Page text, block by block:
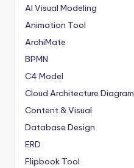
AI Visual Modeling
Animation Tool
ArchiMate
BPMN
C4 Model
Cloud Architecture Diagram
Content & Visual
Database Design
ERD
Flipbook Tool